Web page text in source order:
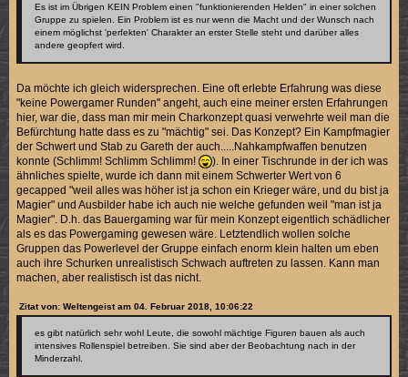
Es ist im Übrigen KEIN Problem einen "funktionierenden Helden" in einer solchen
Gruppe zu spielen. Ein Problem ist es nur wenn die Macht und der Wunsch nach
einem möglichst 'perfekten' Charakter an erster Stelle steht und darüber alles
andere geopfert wird.
Da möchte ich gleich widersprechen. Eine oft erlebte Erfahrung was diese
"keine Powergamer Runden" angeht, auch eine meiner ersten Erfahrungen
hier, war die, dass man mir mein Charkonzept quasi verwehrte weil man die
Befürchtung hatte dass es zu "mächtig" sei. Das Konzept? Ein Kampfmagier
der Schwert und Stab zu Gareth der auch.....Nahkampfwaffen benutzen
konnte (Schlimm! Schlimm Schlimm!
). In einer Tischrunde in der ich was
ähnliches spielte, wurde ich dann mit einem Schwerter Wert von 6
gecapped "weil alles was höher ist ja schon ein Krieger wäre, und du bist ja
Magier" und Ausbilder habe ich auch nie welche gefunden weil "man ist ja
Magier". D.h. das Bauergaming war für mein Konzept eigentlich schädlicher
als es das Powergaming gewesen wäre. Letztendlich wollen solche
Gruppen das Powerlevel der Gruppe einfach enorm klein halten um eben
auch ihre Schurken unrealistisch Schwach auftreten zu lassen. Kann man
machen, aber realistisch ist das nicht.
Zitat von: Weltengeist am 04. Februar 2018, 10:06:22
es gibt natürlich sehr wohl Leute, die sowohl mächtige Figuren bauen als auch
intensives Rollenspiel betreiben. Sie sind aber der Beobachtung nach in der
Minderzahl.